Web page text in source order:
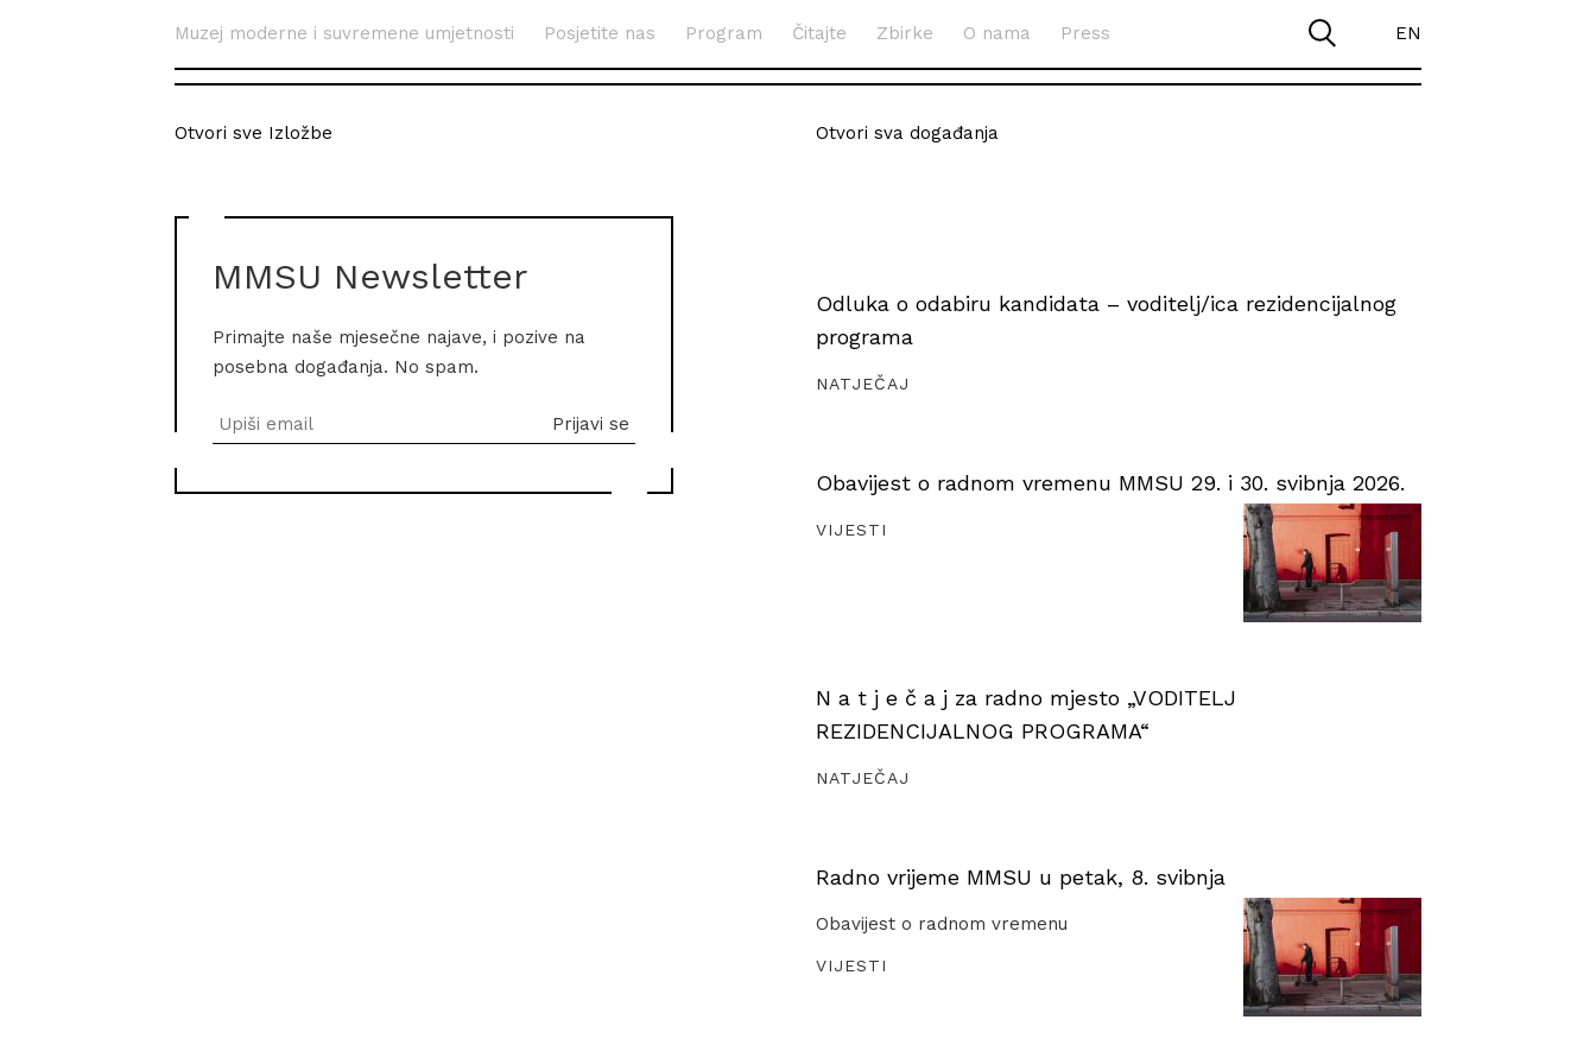
Muzej moderne i suvremene umjetnosti Posjetite nas Program Čitajte Zbirke O nama Press EN
Otvori sve Izložbe
MMSU Newsletter
Primajte naše mjesečne najave, i pozive na
posebna događanja. No spam.
Otvori sva događanja
Odluka o odabiru kandidata – voditelj/ica rezidencijalnog
programa
NATJEČAJ
Obavijest o radnom vremenu MMSU 29. i 30. svibnja 2026.
VIJESTI
N a t j e č a j za radno mjesto „VODITELJ
REZIDENCIJALNOG PROGRAMA“
NATJEČAJ
Radno vrijeme MMSU u petak, 8. svibnja
Obavijest o radnom vremenu
VIJESTI